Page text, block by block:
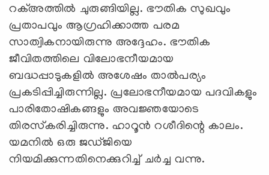
റക്അത്തില്‍ ചുരുങ്ങിയില്ല. ഭൗതിക സുഖവും
പ്രതാപവും ആഗ്രഹിക്കാത്ത പരമ
സാത്വികനായിരുന്നു അദ്ദേഹം. ഭൗതിക
ജീവിതത്തിലെ വിലോഭനീയമായ
ബദ്ധപ്പാടുകളില്‍ അശേഷം താല്‍പര്യം
പ്രകടിപ്പിച്ചിരുന്നില്ല. പ്രലോഭനീയമായ പദവികളും
പാരിതോഷികങ്ങളും അവജ്ഞയോടെ
തിരസ്‌കരിച്ചിരുന്നു. ഹാറൂന്‍ റശീദിന്റെ കാലം.
യമനില്‍ ഒരു ജഡ്ജിയെ
നിയമിക്കുന്നതിനെക്കുറിച്ച് ചര്‍ച്ച വന്നു.